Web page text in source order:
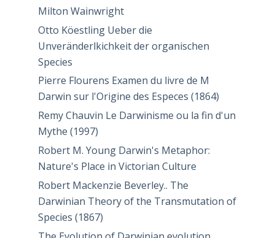
Milton Wainwright
Otto Köestling Ueber die
Unveränderlkichkeit der organischen
Species
Pierre Flourens Examen du livre de M
Darwin sur l'Origine des Especes (1864)
Remy Chauvin Le Darwinisme ou la fin d'un
Mythe (1997)
Robert M. Young Darwin's Metaphor:
Nature's Place in Victorian Culture
Robert Mackenzie Beverley.. The
Darwinian Theory of the Transmutation of
Species (1867)